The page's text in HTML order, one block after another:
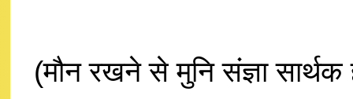
(मौन रखने से मुनि संज्ञा